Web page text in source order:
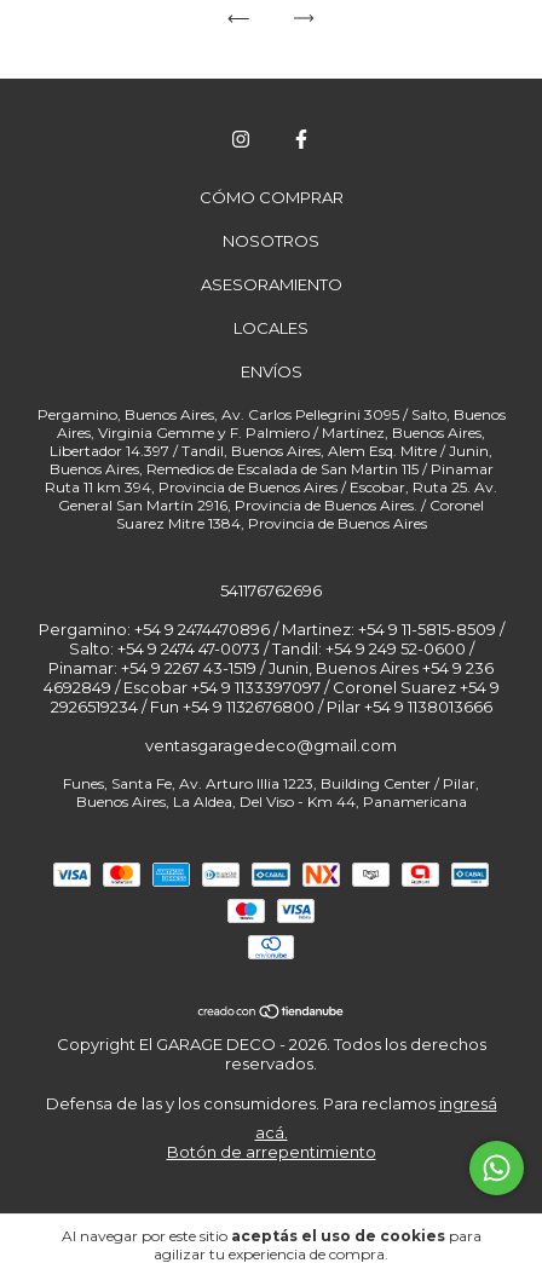
Al navegar por este sitio aceptás el uso de cookiespara
agilizar tu experiencia de compra.
CÓMO COMPRAR
NOSOTROS
ASESORAMIENTO
LOCALES
ENVÍOS
541176762696
Pergamino: +54 9 2474470896 / Martinez: +54 9 11-5815-8509 /
Salto: +54 9 2474 47-0073 / Tandil: +54 9 249 52-0600 /
Pinamar: +54 9 2267 43-1519 / Junin, Buenos Aires +54 9 236
4692849 / Escobar +54 9 1133397097 / Coronel Suarez +54 9
2926519234 / Fun
ventasgaragedeco@gmail.com
Copyright El GARAGE DECO - 2026. Todos los derechos
reservados.
Defensa de las y los consumidores. Para reclamos ingresá
acá.
Botón de arrepentimiento